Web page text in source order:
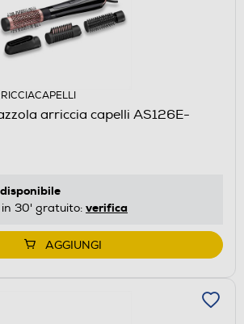
arriccia capelli AS126E-
disponibile
in 30' gratuito: verifica
AGGIUNGI